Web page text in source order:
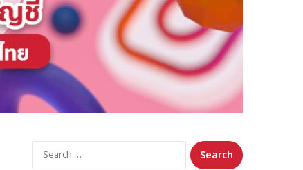
Search
for: